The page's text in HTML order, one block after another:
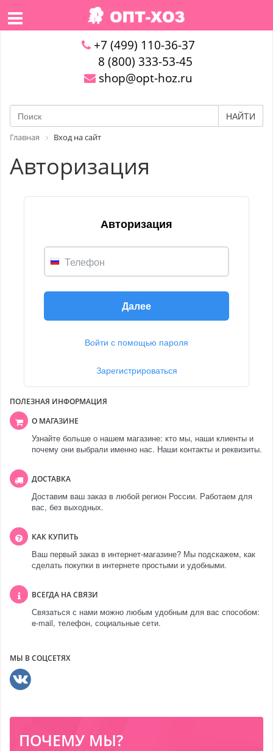
+7 (499) 110-36-37
8 (800) 333-53-45
shop@opt-hoz.ru
НАЙТИ
Главная Вход на сайт
Авторизация
Авторизация
Телефон
Далее
Войти с помощью пароля
Зарегистрироваться
ПОЛЕЗНАЯ ИНФОРМАЦИЯ
О МАГАЗИНЕ
Узнайте больше о нашем магазине: кто мы, наши клиенты и
почему они выбрали именно нас. Наши контакты и реквизиты.
ДОСТАВКА
Доставим ваш заказ в любой регион России. Работаем для
вас, без выходных.
КАК КУПИТЬ
Ваш первый заказ в интернет-магазине? Мы подскажем, как
сделать покупки в интернете простыми и удобными.
ВСЕГДА НА СВЯЗИ
Связаться с нами можно любым удобным для вас способом:
e-mail, телефон, социальные сети.
МЫ В СОЦСЕТЯХ
ПОЧЕМУ МЫ?